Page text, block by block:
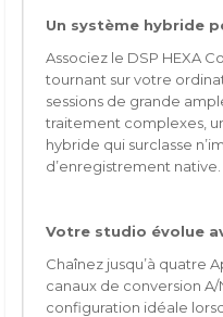
Un système hybride
Associez le DSP HEXA
tournant sur votre
sessions de grande
traitement complexes,
hybride qui surclasse
d’enregistrement native.
Votre studio évolue
Chaînez jusqu’à quatre
canaux de conversion
configuration idéale